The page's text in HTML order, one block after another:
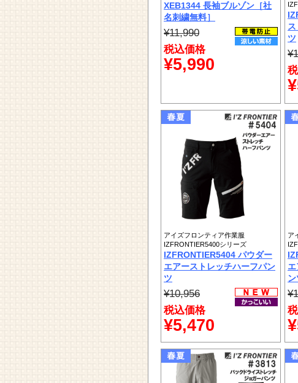
XEB1344 長袖ブルゾン［社
名刺繍無料］
¥11,990
税込価格
¥5,990
ツ
アイズフロンティア作業服
IZFRONTIER5400シリーズ
IZFRONTIER5404 パウダー
エアーストレッチハーフパン
ツ
¥10,956
税込価格
¥5,470
ア